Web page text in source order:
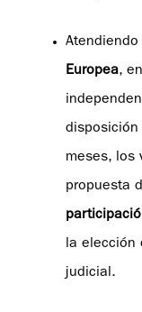
Europea,
meses, los
propuesta
la elección
judicial.